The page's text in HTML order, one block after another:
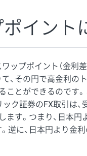
イント
プポイント（金利
、その円で高金利の
とができるのです
ック証券のFX取引は
ます。つまり、日本
逆に、日本円より金